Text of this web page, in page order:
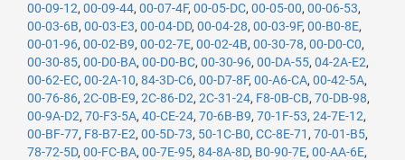
00-09-12, 00-09-44, 00-07-4F, 00-05-DC, 00-05-00, 00-06-53,
00-03-6B, 00-03-E3, 00-04-DD, 00-04-28, 00-03-9F, 00-B0-8E,
00-01-96, 00-02-B9, 00-02-7E, 00-02-4B, 00-30-78, 00-D0-C0,
00-30-85, 00-D0-BA, 00-D0-BC, 00-30-96, 00-DA-55, 04-2A-E2,
00-62-EC, 00-2A-10, 84-3D-C6, 00-D7-8F, 00-A6-CA, 00-42-5A,
00-76-86, 2C-0B-E9, 2C-86-D2, 2C-31-24, F8-0B-CB, 70-DB-98,
00-9A-D2, 70-F3-5A, 40-CE-24, 70-6B-B9, 70-1F-53, 24-7E-12,
00-BF-77, F8-B7-E2, 00-5D-73, 50-1C-B0, CC-8E-71 , 70-01-B5,
78-72-5D, 00-FC-BA, 00-7E-95, 84-8A-8D, B0-90-7E, 00-AA-6E,